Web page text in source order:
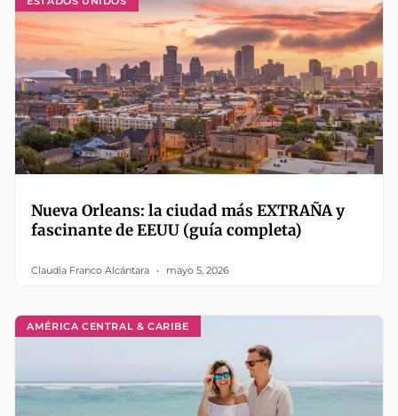
Nueva Orleans: la ciudad más EXTRAÑA y
fascinante de EEUU (guía completa)
Claudia Franco Alcántara mayo 5, 2026
AMÉRICA CENTRAL & CARIBE